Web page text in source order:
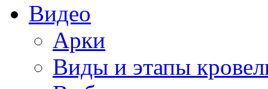
Видео
Арки
Виды и этапы